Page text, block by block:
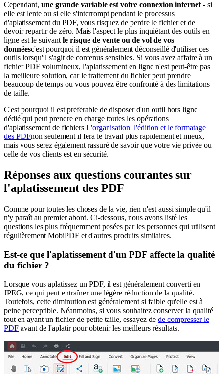
Cependant, une grande variable est votre connexion internet - si
elle est lente ou si elle s'interrompt pendant le processus
d'aplatissement du PDF, vous risquez de perdre le fichier et de
devoir repartir de zéro. Mais l'aspect le plus inquiétant des outils en
ligne est le suivant le risque de vente ou de vol de vos
donnéesc'est pourquoi il est généralement déconseillé d'utiliser ces
outils lorsqu'il s'agit de contenus sensibles. Si vous avez affaire à un
fichier PDF volumineux, l'aplatissement en ligne n'est peut-être pas
la meilleure solution, car le traitement du fichier peut prendre
beaucoup de temps ou vous pouvez être confronté à des limitations
de taille.
C'est pourquoi il est préférable de disposer d'un outil hors ligne
dédié qui peut prendre en charge toutes les opérations
d'aplatissement de fichiers L'organisation, l'édition et le formatage
des PDFnon seulement il fera le travail plus rapidement et mieux,
mais vous serez également rassuré de savoir que votre vie privée ou
celle de vos clients est en sécurité.
Réponses aux questions courantes sur
l'aplatissement des PDF
Comme pour toutes les choses de la vie, rien n'est aussi simple qu'il
n'y paraît au premier abord. Ci-dessous, nous avons listé les
questions les plus fréquemment posées par les personnes qui utilisent
régulièrement MobiPDF et d'autres produits similaires.
Est-ce que l'aplatissement d'un PDF affecte la qualité
du fichier ?
Lorsque vous aplatissez un PDF, il est généralement converti en
JPEG, ce qui peut entraîner une légère réduction de la qualité.
Toutefois, cette diminution est généralement si faible qu'elle est à
peine perceptible. Néanmoins, si vous souhaitez conserver la qualité
tout en ayant un fichier de petite taille, essayez de de compresser le
PDF avant de l'aplatir pour obtenir les meilleurs résultats.